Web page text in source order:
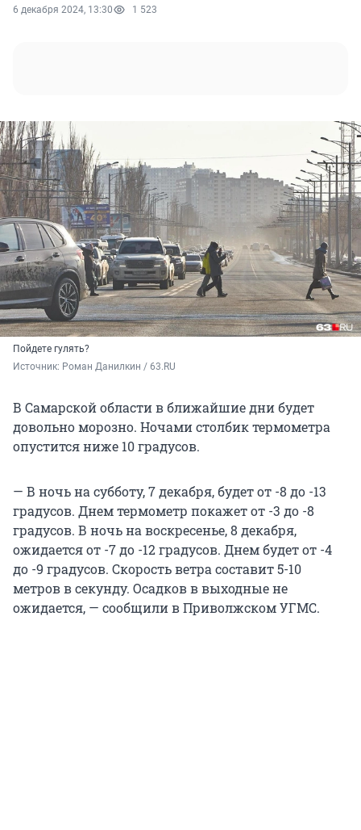
6 декабря 2024, 13:30 1 523
Пойдете гулять?
Источник: Роман Данилкин / 63.RU
В Самарской области в ближайшие дни будет
довольно морозно. Ночами столбик термометра
опустится ниже 10 градусов.
— В ночь на субботу, 7 декабря, будет от -8 до -13
градусов. Днем термометр покажет от -3 до -8
градусов. В ночь на воскресенье, 8 декабря,
ожидается от -7 до -12 градусов. Днем будет от -4
до -9 градусов. Скорость ветра составит 5-10
метров в секунду. Осадков в выходные не
ожидается, — сообщили в Приволжском УГМС.